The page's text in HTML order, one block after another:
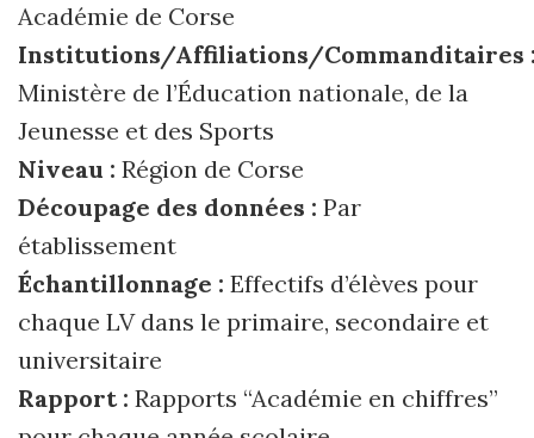
Académie de Corse
Institutions/Affiliations/Commanditaires
Ministère de l’Éducation nationale, de la
Jeunesse et des Sports
Niveau : Région de Corse
Découpage des données : Par
établissement
Échantillonnage : Effectifs d’élèves pour
chaque LV dans le primaire, secondaire et
universitaire
Rapport : Rapports “Académie en chiffres”